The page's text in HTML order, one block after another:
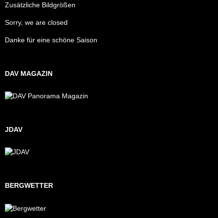
Zusätzliche Bildgrößen
Sorry, we are closed
Danke für eine schöne Saison
DAV MAGAZIN
JDAV
BERGWETTER